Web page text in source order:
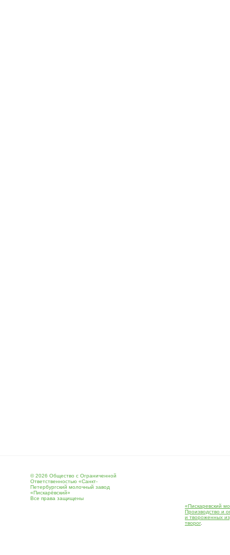
© 2026 Общество с Ограниченной
Ответственностью «Санкт-
Петербургский молочный завод
«Пискарёвский»
Все права защищены
«Пискаревский
Производство и
и твороженных
творог.